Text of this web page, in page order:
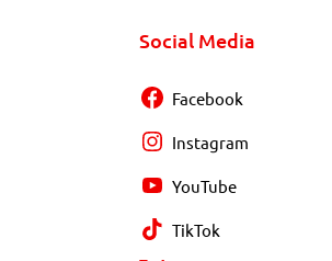
Social Media
Facebook
Instagram
YouTube
TikTok